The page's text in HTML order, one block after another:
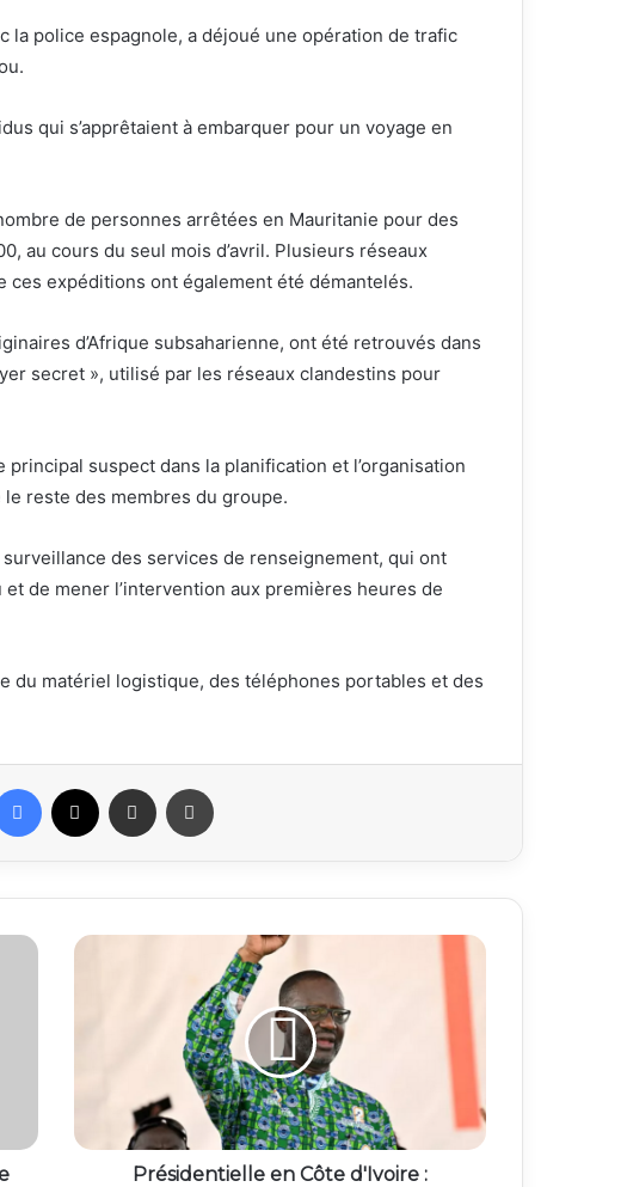
la police espagnole, a déjoué une opération de trafic
qui s’apprêtaient à embarquer pour un voyage en
de personnes arrêtées en Mauritanie pour des
au cours du seul mois d’avril. Plusieurs réseaux
ces expéditions ont également été démantelés.
d’Afrique subsaharienne, ont été retrouvés dans
secret », utilisé par les réseaux clandestins pour
suspect dans la planification et l’organisation
reste des membres du groupe.
des services de renseignement, qui ont
de mener l’intervention aux premières heures de
du matériel logistique, des téléphones portables et des
Facebook Partager par email
Présidentielle en Côte d'Ivoire :